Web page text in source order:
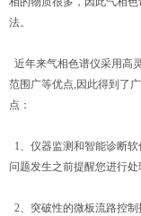
法。
近年来气相色谱仪采用高
范围广等优点,因此得到了
点：
1、仪器监测和智能诊断
问题发生之前提醒您进行处
2、突破性的微板流路控